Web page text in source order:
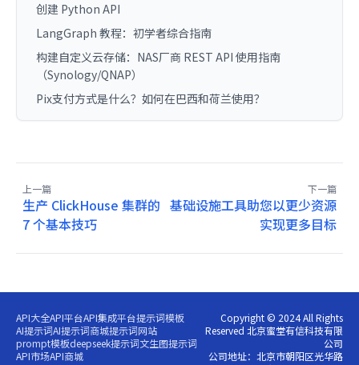
创建 Python API
LangGraph 教程：初学者综合指南
构建自定义云存储：NAS厂商 REST API 使用指南
（Synology/QNAP）
Pix支付方式是什么？如何在巴西和荷兰使用？
上一篇
生产 ClickHouse 集群的
7 个基本技巧
下一篇
基础设施工具助您以更少资源
实现更多目标
API大全API平台API集成平台提示词模板
AI提示词AI提示词商城提示词网站
prompt模板deepseek提示词文生图提示词
API市场API商城
Copyright © 2024 All Rights
Reserved 北京蜜堂有信科技有限
公司
公司地址：北京市朝阳区光华路